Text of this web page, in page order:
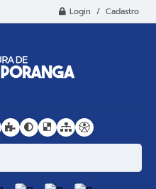
Login / Cadastro